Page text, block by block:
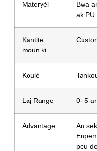
Materyèl
Bwa
ak PU
Kantite
moun ki
Koulè
Laj Range 0- 5
Advantage
An
pou